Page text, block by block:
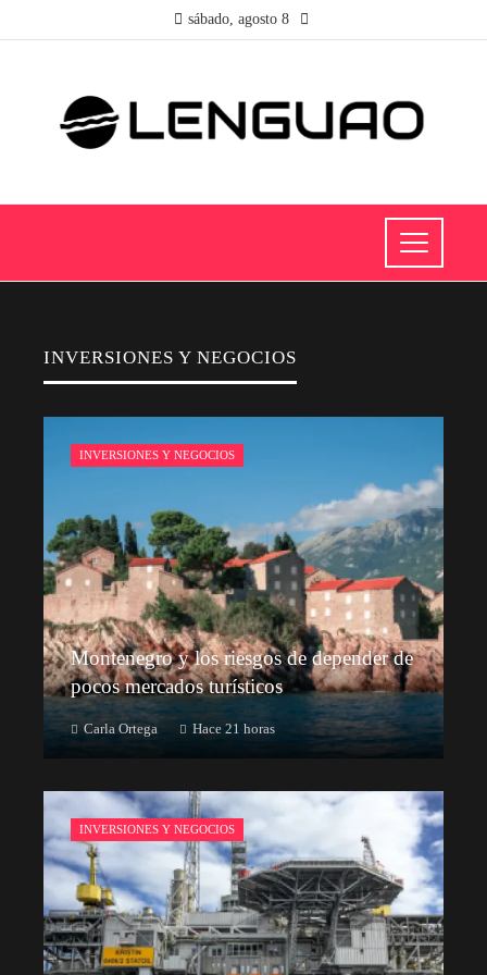
sábado, agosto 8
INVERSIONES Y NEGOCIOS
INVERSIONES Y NEGOCIOS
Montenegro y los riesgos de depender de
pocos mercados turísticos
Carla Ortega Hace 21 horas
INVERSIONES Y NEGOCIOS